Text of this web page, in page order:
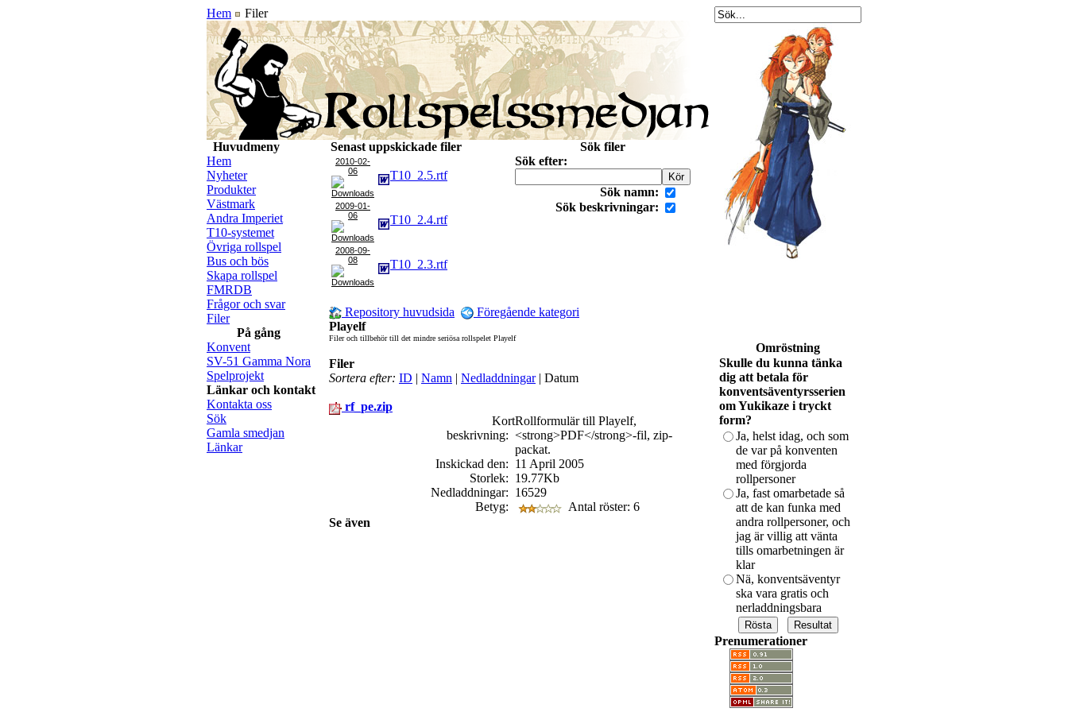
Hem Filer
Huvudmeny
Hem
Nyheter
Produkter
Västmark
Andra Imperiet
T10-systemet
Övriga rollspel
Bus och bös
Skapa rollspel
FMRDB
Frågor och svar
Filer
På gång
Konvent
SV-51 Gamma Nora
Spelprojekt
Länkar och kontakt
Kontakta oss
Sök
Gamla smedjan
Länkar
Senast uppskickade filer
2010-02-
06
T10_2.5.rtf
2009-01-
06
T10_2.4.rtf
2008-09-
08
T10_2.3.rtf
Sök filer
Sök efter:
Sök namn:
Sök beskrivningar:
Repository huvudsida
Föregående kategori
Playelf
Filer och tillbehör till det mindre seriösa rollspelet Playelf
Filer
Sortera efter: ID | Namn | Nedladdningar| Datum
rf_pe.zip
Kort
beskrivning:
Rollformulär till Playelf,
<strong>PDF</strong>-fil, zip-
packat.
Inskickad den: 11 April 2005
Storlek: 19.77Kb
Nedladdningar: 16529
Betyg:
Antal röster: 6
Se även
Omröstning
Skulle du kunna tänka
dig att betala för
konventsäventyrsserien
om Yukikaze i tryckt
form?
Ja, helst idag, och som
de var på konventen
med förgjorda
rollpersoner
Ja, fast omarbetade så
att de kan funka med
andra rollpersoner, och
jag är villig att vänta
tills omarbetningen är
klar
Nä, konventsäventyr
ska vara gratis och
nerladdningsbara
Prenumerationer